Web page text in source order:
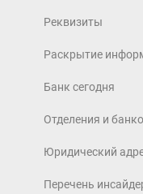
Реквизиты
Раскрытие
Банк сегодня
Отделения и
Юридический
Перечень